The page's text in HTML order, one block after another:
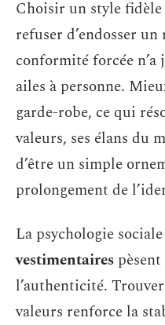
Choisir un style fidèle
refuser d’endosser
conformité forcée n’a
ailes à personne.
garde-robe, ce qui
valeurs, ses élans du
d’être un simple
prolongement de
La psychologie
vestimentaires
l’authenticité.
valeurs renforce la